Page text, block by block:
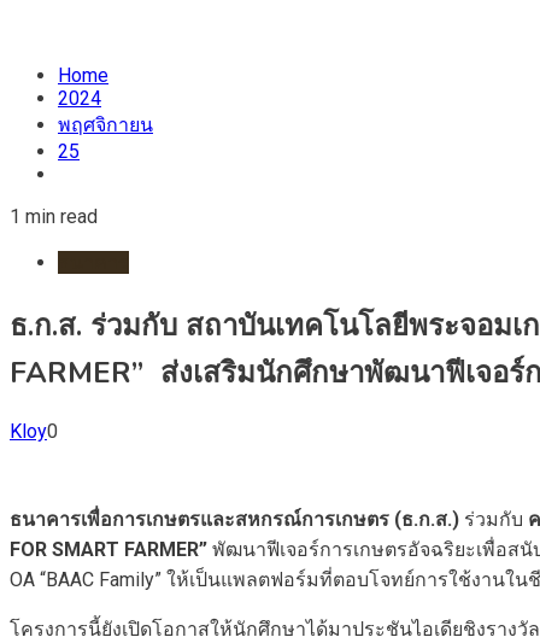
Home
2024
พฤศจิกายน
25
1 min read
ธ.ก.ส. ร่วมกับ สถาบันเทคโนโลยีพระจอมเ
FARMER” ส่งเสริมนักศึกษาพัฒนาฟีเจอร์
Kloy0
ธนาคารเพื่อการเกษตรและสหกรณ์การเกษตร (ธ.ก.ส.) ร่วมกับ
FOR SMART FARMER” พัฒนาฟีเจอร์การเกษตรอัจฉริยะเพื่อส
OA “BAAC Family” ให้เป็นแพลตฟอร์มที่ตอบโจทย์การใช้งานใ
โครงการนี้ยังเปิดโอกาสให้นักศึกษาได้มาประชันไอเดียชิงราง